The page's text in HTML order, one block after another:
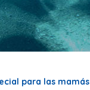
para las